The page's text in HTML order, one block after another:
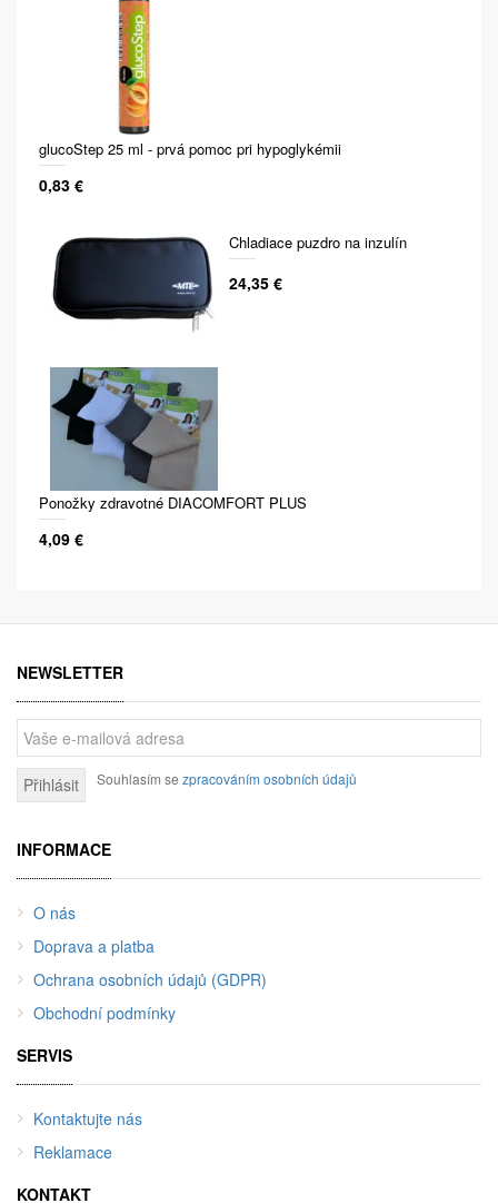
glucoStep 25 ml - prvá pomoc pri hypoglykémii
0,83 €
Chladiace puzdro na inzulín
24,35 €
Ponožky zdravotné DIACOMFORT PLUS
4,09 €
NEWSLETTER
Přihlásit Souhlasím se zpracováním osobních údajů
INFORMACE
O nás
Doprava a platba
Ochrana osobních údajů (GDPR)
Obchodní podmínky
SERVIS
Kontaktujte nás
Reklamace
KONTAKT